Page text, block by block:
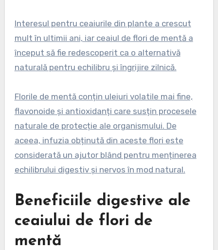
Interesul pentru ceaiurile din plante a crescut
mult în ultimii ani, iar ceaiul de flori de mentă a
început să fie redescoperit ca o alternativă
naturală pentru echilibru și îngrijire zilnică.
Florile de mentă conțin uleiuri volatile mai fine,
flavonoide și antioxidanți care susțin procesele
naturale de protecție ale organismului. De
aceea, infuzia obținută din aceste flori este
considerată un ajutor blând pentru menținerea
echilibrului digestiv și nervos în mod natural.
Beneficiile digestive ale
ceaiului de flori de
mentă